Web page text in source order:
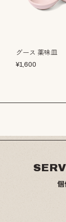
グース 薬味皿
¥1,600
個